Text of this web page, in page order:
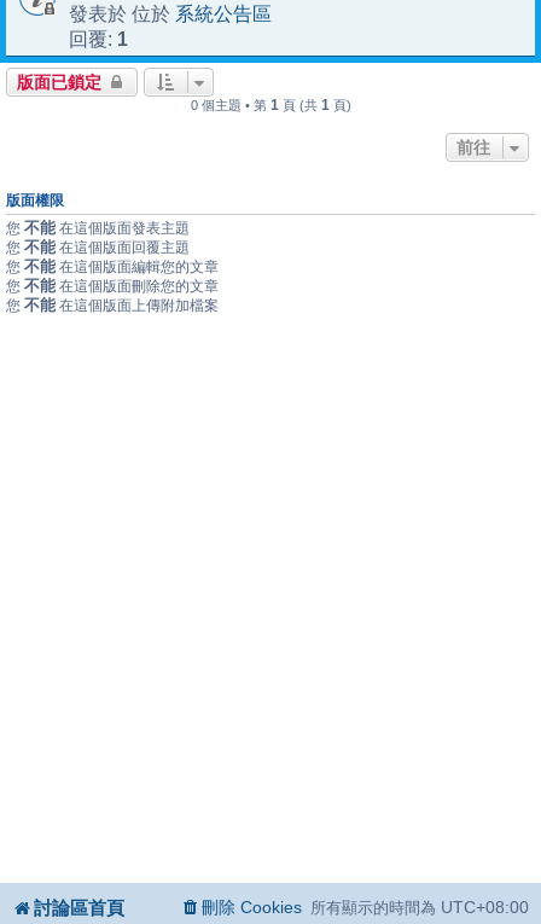
發表於 位於 系統公告區
回覆: 1
版面已鎖定
0 個主題 • 第 1 頁 (共 1 頁)
前往
版面權限
您 不能 在這個版面發表主題
您 不能 在這個版面回覆主題
您 不能 在這個版面編輯您的文章
您 不能 在這個版面刪除您的文章
您 不能 在這個版面上傳附加檔案
討論區首頁 所有顯示的時間為 UTC+08:00
刪除 Cookies